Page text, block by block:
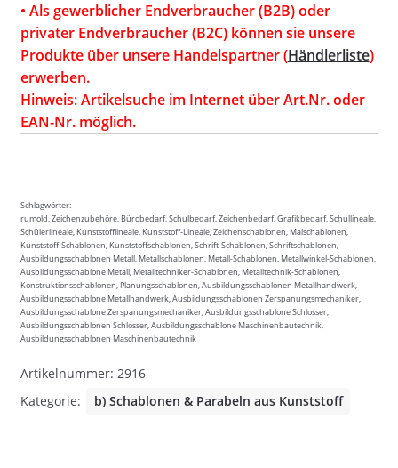
• Als gewerblicher Endverbraucher (B2B) oder
privater Endverbraucher (B2C) können sie unsere
Produkte über unsere Handelspartner (Händlerliste)
erwerben.
Hinweis: Artikelsuche im Internet über Art.Nr. oder
EAN-Nr. möglich.
Schlagwörter:
rumold, Zeichenzubehöre, Bürobedarf, Schulbedarf, Zeichenbedarf, Grafikbedarf, Schullineale,
Schülerlineale, Kunststofflineale, Kunststoff-Lineale, Zeichenschablonen, Malschablonen,
Kunststoff-Schablonen, Kunststoffschablonen, Schrift-Schablonen, Schriftschablonen,
Ausbildungsschablonen Metall, Metallschablonen, Metall-Schablonen, Metallwinkel-Schablonen,
Ausbildungsschablone Metall, Metalltechniker-Schablonen, Metalltechnik-Schablonen,
Konstruktionsschablonen, Planungsschablonen, Ausbildungsschablonen Metallhandwerk,
Ausbildungsschablone Metallhandwerk, Ausbildungsschablonen Zerspanungsmechaniker,
Ausbildungsschablone Zerspanungsmechaniker, Ausbildungsschablone Schlosser,
Ausbildungsschablonen Schlosser, Ausbildungsschablone Maschinenbautechnik,
Ausbildungsschablonen Maschinenbautechnik
Artikelnummer: 2916
Kategorie:
b) Schablonen & Parabeln aus Kunststoff